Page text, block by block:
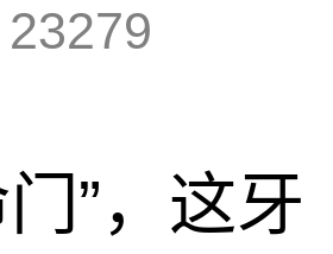
23279
”，这牙